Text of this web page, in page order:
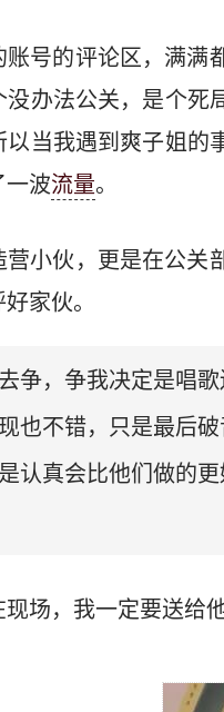
账号的评论区，满满
办法公关，是个死
以当我遇到爽子姐的
一波流量。
营小伙，更是在公关
家伙。
争，争我决定是唱歌
也不错，只是最后破
认真会比他们做的更
场，我一定要送给